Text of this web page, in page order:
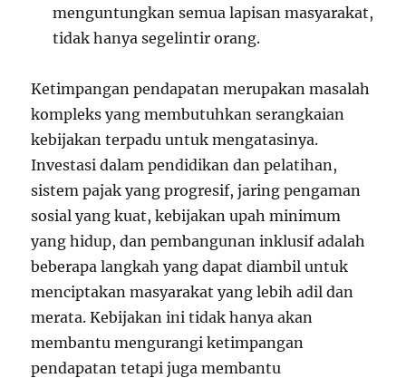
menguntungkan semua lapisan masyarakat,
tidak hanya segelintir orang.
Ketimpangan pendapatan merupakan masalah
kompleks yang membutuhkan serangkaian
kebijakan terpadu untuk mengatasinya.
Investasi dalam pendidikan dan pelatihan,
sistem pajak yang progresif, jaring pengaman
sosial yang kuat, kebijakan upah minimum
yang hidup, dan pembangunan inklusif adalah
beberapa langkah yang dapat diambil untuk
menciptakan masyarakat yang lebih adil dan
merata. Kebijakan ini tidak hanya akan
membantu mengurangi ketimpangan
pendapatan tetapi juga membantu